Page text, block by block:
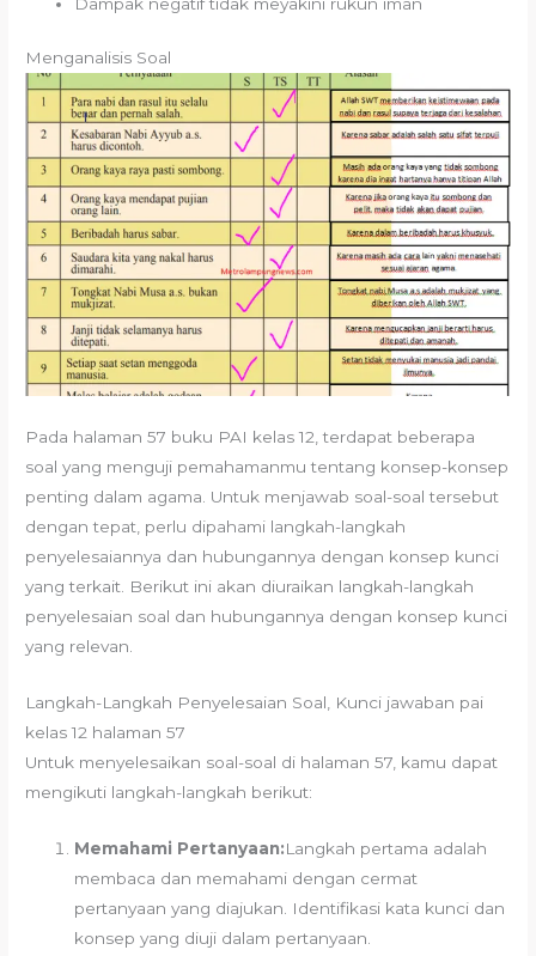
Menganalisis Soal
Pada halaman 57 buku PAI kelas 12, terdapat beberapa
soal yang menguji pemahamanmu tentang konsep-konsep
penting dalam agama. Untuk menjawab soal-soal tersebut
dengan tepat, perlu dipahami langkah-langkah
penyelesaiannya dan hubungannya dengan konsep kunci
yang terkait. Berikut ini akan diuraikan langkah-langkah
penyelesaian soal dan hubungannya dengan konsep kunci
yang relevan.
Langkah-Langkah Penyelesaian Soal, Kunci jawaban pai
kelas 12 halaman 57
Untuk menyelesaikan soal-soal di halaman 57, kamu dapat
mengikuti langkah-langkah berikut:
Memahami Pertanyaan:Langkah pertama adalah
membaca dan memahami dengan cermat
pertanyaan yang diajukan. Identifikasi kata kunci dan
konsep yang diuji dalam pertanyaan.